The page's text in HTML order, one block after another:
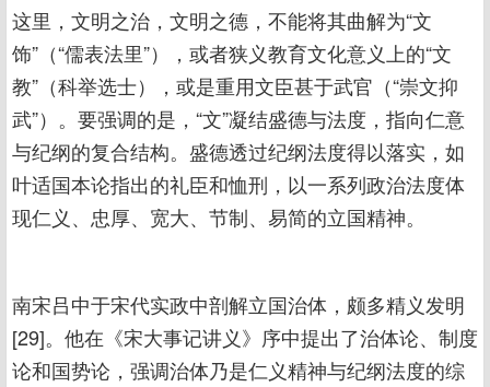
这里，文明之治，文明之德，不能将其曲解为“文
饰”（“儒表法里”），或者狭义教育文化意义上的“文
教”（科举选士），或是重用文臣甚于武官（“崇文抑
武”）。要强调的是，“文”凝结盛德与法度，指向仁意
与纪纲的复合结构。盛德透过纪纲法度得以落实，如
叶适国本论指出的礼臣和恤刑，以一系列政治法度体
现仁义、忠厚、宽大、节制、易简的立国精神。
南宋吕中于宋代实政中剖解立国治体，颇多精义发明
[29]。他在《宋大事记讲义》序中提出了治体论、制度
论和国势论，强调治体乃是仁义精神与纪纲法度的综